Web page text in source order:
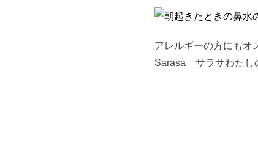
アレルギーの方にも
Sarasa サラサわたし